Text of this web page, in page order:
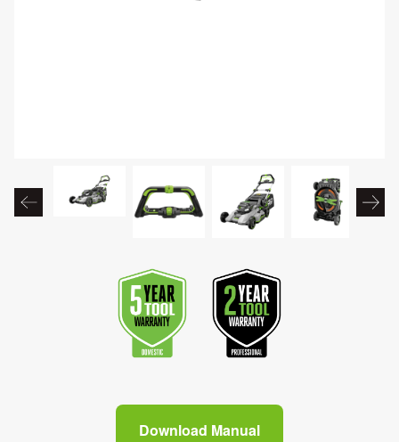
Download Manual